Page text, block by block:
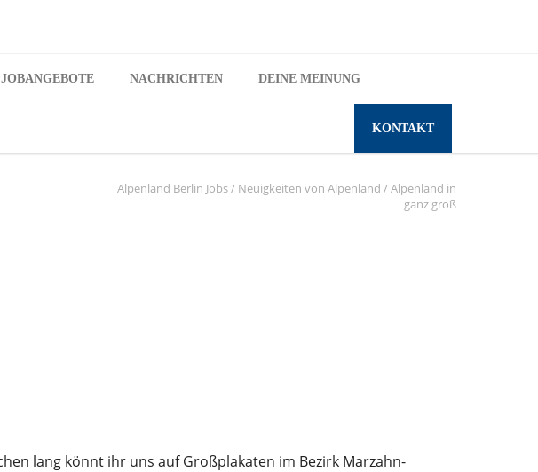
NACHRICHTEN DEINE MEINUNG
KONTAKT
Alpenland Berlin Jobs/ Neuigkeiten von Alpenland /Alpenland in
ganz groß
lang könnt ihr uns auf Großplakaten im Bezirk Marzahn-